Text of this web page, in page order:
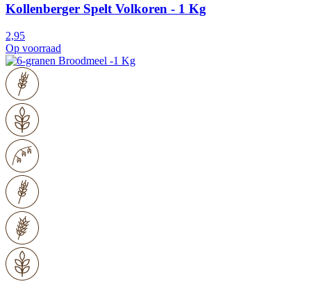
Kollenberger Spelt Volkoren - 1 Kg
2,95
Op voorraad